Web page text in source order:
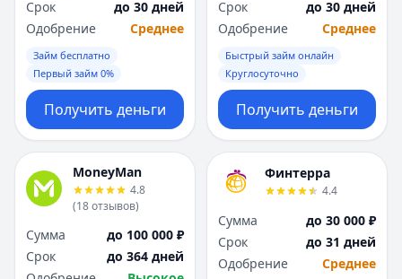
Ульяновск
Уфа
Х
Хабаровск
Ч
Чебоксары
Челябинск
Чита
Я
Ярославль
Вся Россия
Ульяновск
Уфа
Х
Хабаровск
Ч
Чебоксары
Челябинск
Чита
Я
Ярославль
Вся Россия
Срок
до 30 дней
Одобрение
Среднее
Займ бесплатно
Первый займ 0%
Получить деньги
Срок
до 30 дней
Одобрение
Среднее
Быстрый займ онлайн
Круглосуточно
Получить деньги
MoneyMan
4.8
(18отзывов)
Сумма
до 100 000 ₽
Срок
до 364 дней
Финтерра
4.4
Сумма
до 30 000 ₽
Срок
до 31 дней
Одобрение
Среднее